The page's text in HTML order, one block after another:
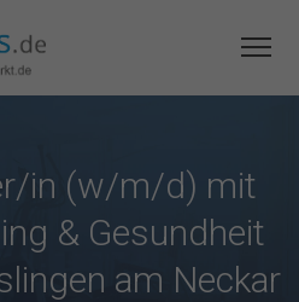
in (w/m/d) mit
& Gesundheit
am Neckar